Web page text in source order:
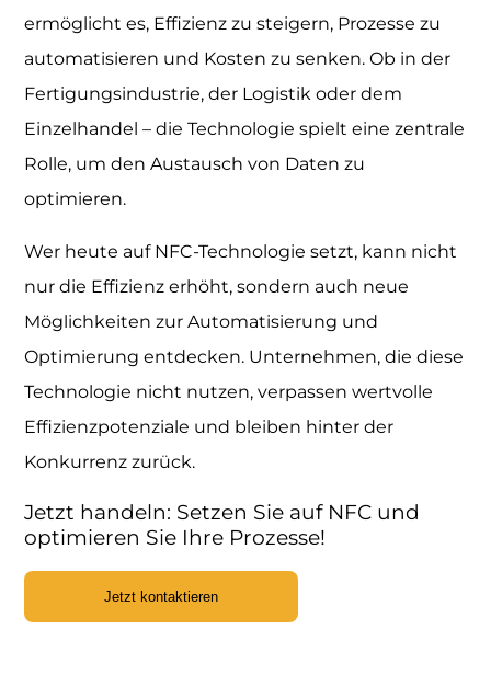
ermöglicht es, Effizienz zu steigern, Prozesse zu
automatisieren und Kosten zu senken. Ob in der
Fertigungsindustrie, der Logistik oder dem
Einzelhandel – die Technologie spielt eine zentrale
Rolle, um den Austausch von Daten zu
optimieren.
Wer heute auf NFC-Technologie setzt, kann nicht
nur die Effizienz erhöht, sondern auch neue
Möglichkeiten zur Automatisierung und
Optimierung entdecken. Unternehmen, die diese
Technologie nicht nutzen, verpassen wertvolle
Effizienzpotenziale und bleiben hinter der
Konkurrenz zurück.
Jetzt handeln: Setzen Sie auf NFC und
optimieren Sie Ihre Prozesse!
Jetzt kontaktieren